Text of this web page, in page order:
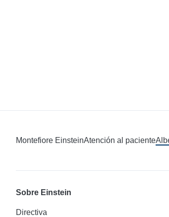
Montefiore EinsteinAtención al paciente
Sobre Einstein
Directiva